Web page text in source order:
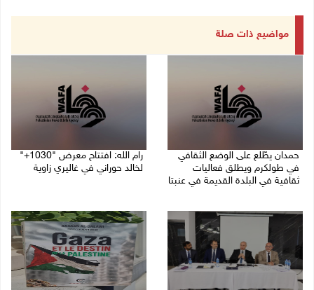
مواضيع ذات صلة
حمدان يطّلع على الوضع الثقافي
في طولكرم ويطلق فعاليات
ثقافية في البلدة القديمة في عنبتا
رام الله: افتتاح معرض "1030+"
لخالد حوراني في غاليري زاوية